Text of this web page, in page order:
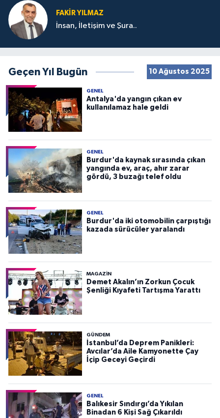
FAKIR YILMAZ
İnsan, İletişim ve Şura..
Geçen Yıl Bugün 10 Ağustos 2025
GENEL
Antalya'da yangın çıkan ev
kullanılamaz hale geldi
GENEL
Burdur'da kaynak sırasında çıkan
yangında ev, araç, ahır zarar
gördü, 3 buzağı telef oldu
GENEL
Burdur'da iki otomobilin çarpıştığı
kazada sürücüler yaralandı
MAGAZİN
Demet Akalın’ın Zorkun Çocuk
Şenliği Kıyafeti Tartışma Yarattı
GÜNDEM
İstanbul’da Deprem Panikleri:
Avcılar’da Aile Kamyonette Çay
İçip Geceyi Geçirdi
GENEL
Balıkesir Sındırgı’da Yıkılan
Binadan 6 Kişi Sağ Çıkarıldı